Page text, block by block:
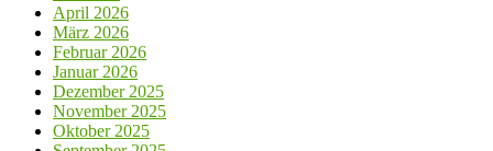
April 2026
März 2026
Februar 2026
Januar 2026
Dezember 2025
November 2025
Oktober 2025